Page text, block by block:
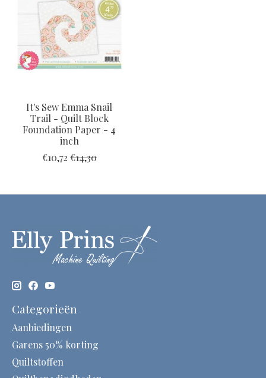
It's Sew Emma Snail
Trail - Quilt Block
Foundation Paper - 4
inch
€10,72 €14,30
Categorieën
Aanbiedingen
Garens 50% korting
Quiltstoffen